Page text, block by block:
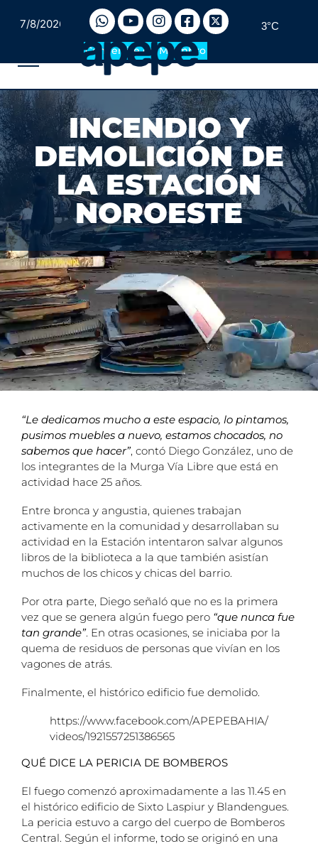
7/8/2026 3°C
Convertite en Miembro
INCENDIO Y
DEMOLICIÓN DE
LA ESTACIÓN
NOROESTE
“Le dedicamos mucho a este espacio, lo pintamos,
pusimos muebles a nuevo, estamos chocados, no
sabemos que hacer”, contó Diego González, uno de
los integrantes de la Murga Vía Libre que está en
actividad hace 25 años.
Entre bronca y angustia, quienes trabajan
activamente en la comunidad y desarrollaban su
actividad en la Estación intentaron salvar algunos
libros de la biblioteca a la que también asistían
muchos de los chicos y chicas del barrio.
Por otra parte, Diego señaló que no es la primera
vez que se genera algún fuego pero “que nunca fue
tan grande”. En otras ocasiones, se iniciaba por la
quema de residuos de personas que vivían en los
vagones de atrás.
Finalmente, el histórico edificio fue demolido.
https://www.facebook.com/APEPEBAHIA/
videos/1921557251386565
QUÉ DICE LA PERICIA DE BOMBEROS
El fuego comenzó aproximadamente a las 11.45 en
el histórico edificio de Sixto Laspiur y Blandengues.
La pericia estuvo a cargo del cuerpo de Bomberos
Central. Según el informe, todo se originó en una